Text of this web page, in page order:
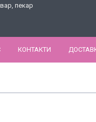
пекар
КОНТАКТИ